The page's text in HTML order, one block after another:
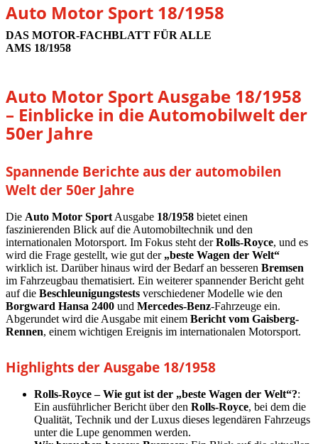
Auto Motor Sport 18/1958
DAS MOTOR-FACHBLATT FÜR ALLE
AMS 18/1958
Auto Motor Sport Ausgabe 18/1958
– Einblicke in die Automobilwelt der
50er Jahre
Spannende Berichte aus der automobilen
Welt der 50er Jahre
Die Auto Motor Sport Ausgabe 18/1958 bietet einen
faszinierenden Blick auf die Automobiltechnik und den
internationalen Motorsport. Im Fokus steht derRolls-Royce, und es
wird die Frage gestellt, wie gut der „beste Wagen der Welt“
wirklich ist. Darüber hinaus wird der Bedarf an besseren Bremsen
im Fahrzeugbau thematisiert. Ein weiterer spannender Bericht geht
auf die Beschleunigungstests verschiedener Modelle wie den
Borgward Hansa 2400 und Mercedes-Benz-Fahrzeuge ein.
Abgerundet wird die Ausgabe mit einem Bericht vom Gaisberg-
Rennen, einem wichtigen Ereignis im internationalen Motorsport.
Highlights der Ausgabe 18/1958
Rolls-Royce – Wie gut ist der „beste Wagen der Welt“?:
Ein ausführlicher Bericht über den Rolls-Royce, bei dem die
Qualität, Technik und der Luxus dieses legendären Fahrzeugs
unter die Lupe genommen werden.